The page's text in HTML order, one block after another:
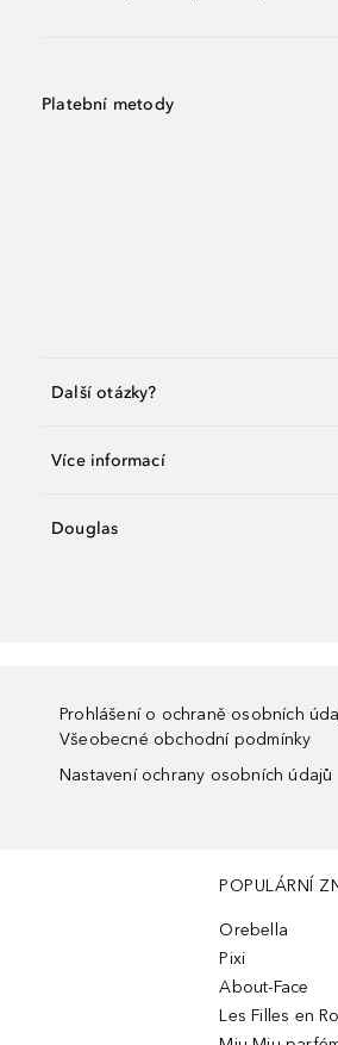
Platební metody
Další otázky?
Více informací
Douglas
Prohlášení o ochraně osobních
Všeobecné obchodní podmínky
Nastavení ochrany osobních údajů
POPULÁRNÍ
Orebella
Pixi
About-Face
Les Filles en